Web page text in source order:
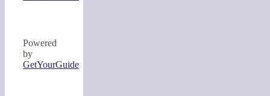
Powered
by
GetYourGuide